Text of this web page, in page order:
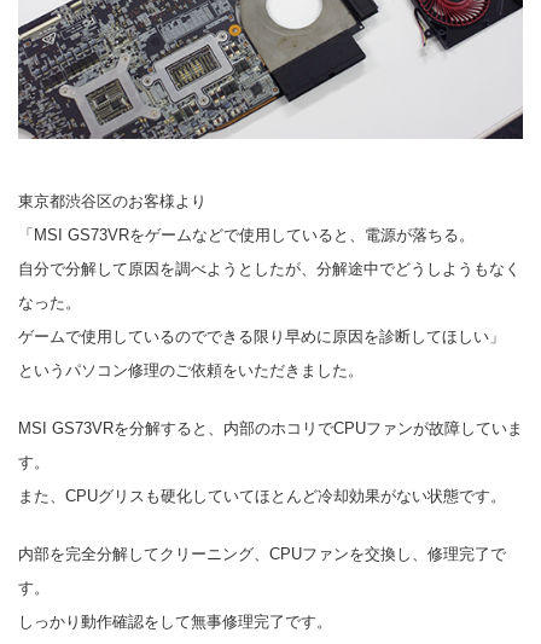
東京都渋谷区のお客様より
「MSI GS73VRをゲームなどで使用していると、電源が落ちる。
自分で分解して原因を調べようとしたが、分解途中でどうしようもなく
なった。
ゲームで使用しているのでできる限り早めに原因を診断してほしい」
というパソコン修理のご依頼をいただきました。
MSI GS73VRを分解すると、内部のホコリでCPUファンが故障していま
す。
また、CPUグリスも硬化していてほとんど冷却効果がない状態です。
内部を完全分解してクリーニング、CPUファンを交換し、修理完了で
す。
しっかり動作確認をして無事修理完了です。